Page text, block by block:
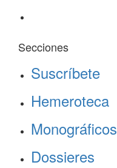
Secciones
Suscríbete
Hemeroteca
Monográficos
Dossieres